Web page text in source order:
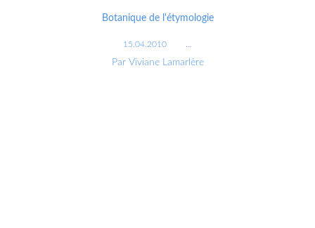
Botanique de l'étymologie
15.04.2010
Par Viviane Lamarlère